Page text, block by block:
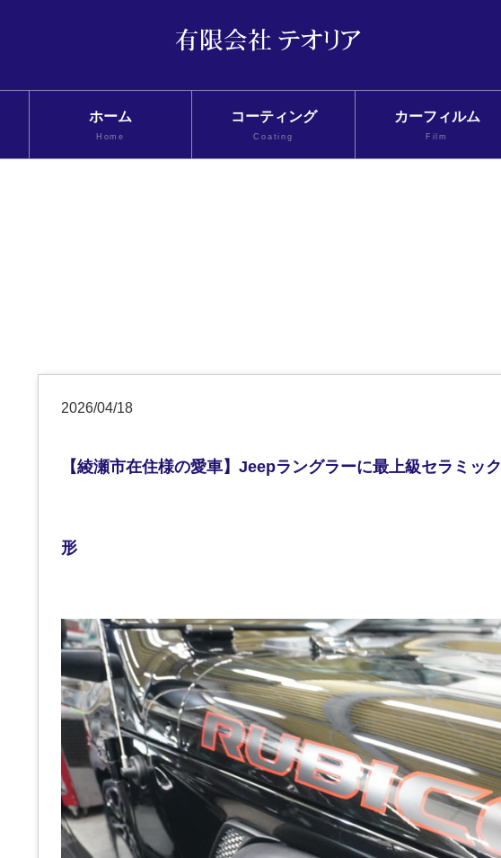
ホーム
Home
コーティング
Coating
カーフィルム
Film
2026/04/18
【綾瀬市在住様の愛車】Jeepラングラーに最上級セラミッ
形